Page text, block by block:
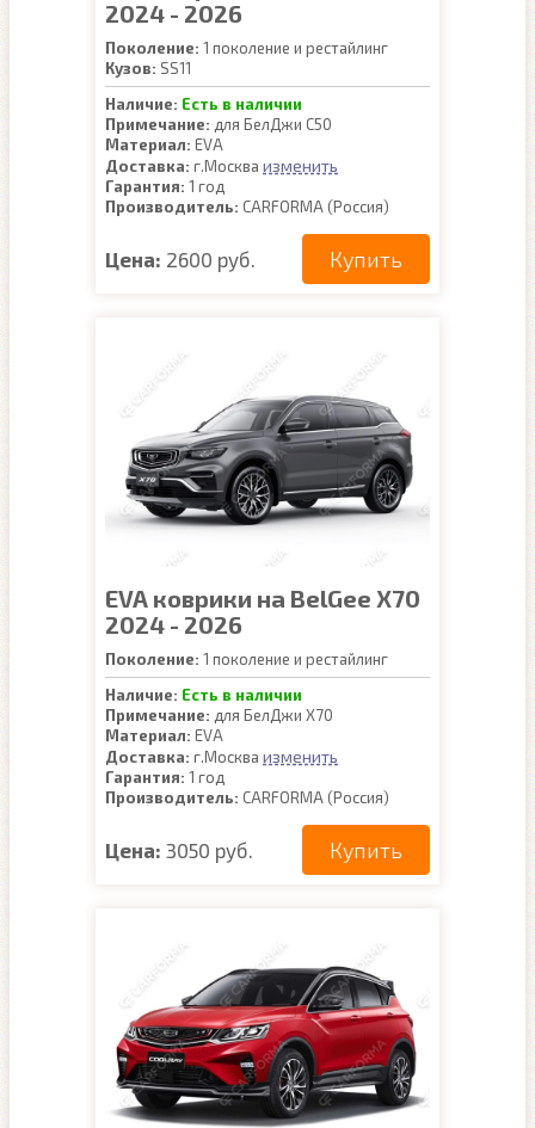
2024 - 2026
Поколение: 1 поколение и рестайлинг
Кузов: SS11
Наличие: Есть в наличии
Примечание: для БелДжи С50
Материал: EVA
Доставка: г.Москва изменить
Гарантия: 1 год
Производитель: CARFORMA (Россия)
Цена: 2600 руб. Купить
EVA коврики на BelGee X70
2024 - 2026
Поколение: 1 поколение и рестайлинг
Наличие: Есть в наличии
Примечание: для БелДжи Х70
Материал: EVA
Доставка: г.Москва изменить
Гарантия: 1 год
Производитель: CARFORMA (Россия)
Цена: 3050 руб. Купить